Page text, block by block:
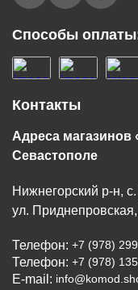
Способы
Контакты
Адреса магазинов
Севастополе
Нижнегорский р-н,
ул.
Телефон: +7 (978)
Телефон: +7 (978)
E-mail: